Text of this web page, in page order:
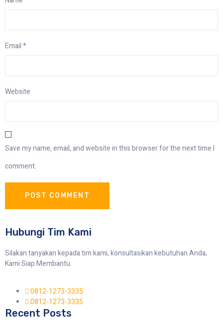
Email*
Website
Save my name, email, and website in this browser for the next time I
comment.
Hubungi Tim Kami
Silakan tanyakan kepada tim kami, konsultasikan kebutuhan Anda,
Kami Siap Membantu.
0812-1273-3335
0812-1273-3335
Recent Posts